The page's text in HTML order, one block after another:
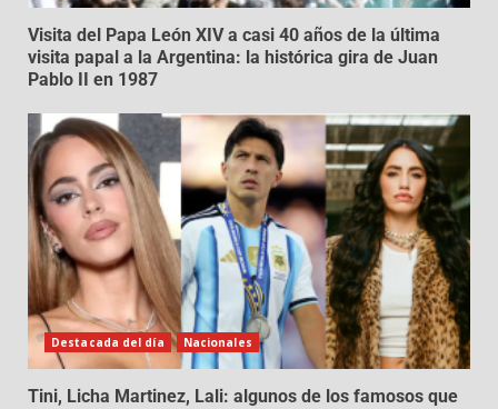
Visita del Papa León XIV a casi 40 años de la última
visita papal a la Argentina: la histórica gira de Juan
Pablo II en 1987
Destacada del día Nacionales
Tini, Licha Martinez, Lali: algunos de los famosos que